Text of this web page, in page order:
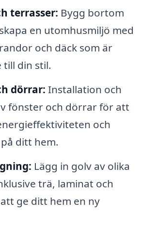
terrasser: Bygg bortom
en utomhusmiljö med
och däck som är
till din stil.
dörrar: Installation och
fönster och dörrar för att
och
ditt hem.
Lägg in golv av olika
trä, laminat och
ge ditt hem en ny